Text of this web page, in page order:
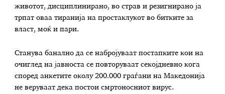
животот, дисциплинирано, во страв и резигнирано ја
трпат оваа тиранија на простаклукот во битките за
власт, моќ и пари.
Станува банално да се набројуваат постапките кои на
очиглед на јавноста се повторуваат секојдневно кога
според анкетите околу 200.000 граѓани на Македонија
не веруваат дека постои смртоносниот вирус.